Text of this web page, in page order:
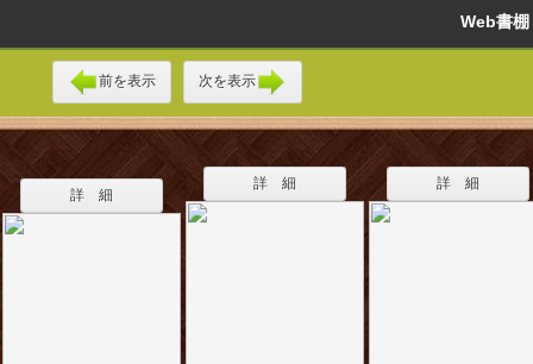
Web書
前を表示 次を表示
詳 細
詳 細 詳 細